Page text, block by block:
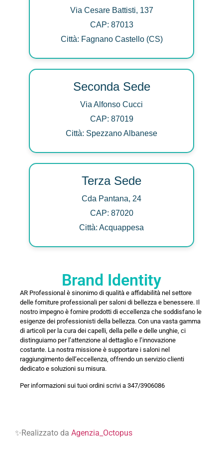
Via Cesare Battisti, 137
CAP: 87013
Città: Fagnano Castello (CS)
Seconda Sede
Via Alfonso Cucci
CAP: 87019
Città: Spezzano Albanese
Terza Sede
Cda Pantana, 24
CAP: 87020
Città: Acquappesa
Brand Identity
AR Professional è sinonimo di qualità e affidabilità nel settore
delle forniture professionali per saloni di bellezza e benessere. Il
nostro impegno è fornire prodotti di eccellenza che soddisfano le
esigenze dei professionisti della bellezza. Con una vasta gamma
di articoli per la cura dei capelli, della pelle e delle unghie, ci
distinguiamo per l’attenzione al dettaglio e l’innovazione
costante. La nostra missione è supportare i saloni nel
raggiungimento dell’eccellenza, offrendo un servizio clienti
dedicato e soluzioni su misura.
Per informazioni sui tuoi ordini scrivi a 347/3906086
✨Realizzato da Agenzia_Octopus